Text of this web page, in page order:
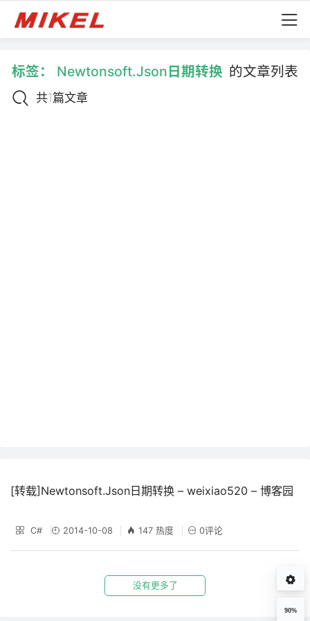
标签： Newtonsoft.Json日期转换 的文章列表
共1篇文章
[转载]Newtonsoft.Json日期转换 – weixiao520 – 博客园
C# 2014-10-08 147 热度 0评论
没有更多了
90%